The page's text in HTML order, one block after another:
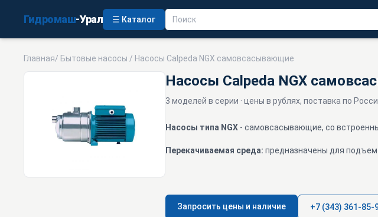
Гидромаш-Урал ☰ Каталог
Главная/ Бытовые насосы / Насосы Calpeda NGX самовсасывающие
Насосы Calpeda NGX
3 моделей в серии · цены в рублях, поставка по
Насосы типа NGX - самовсасывающие, со
Перекачиваемая среда: предназначены для
Запросить цены и наличие +7 (343) 361-85-